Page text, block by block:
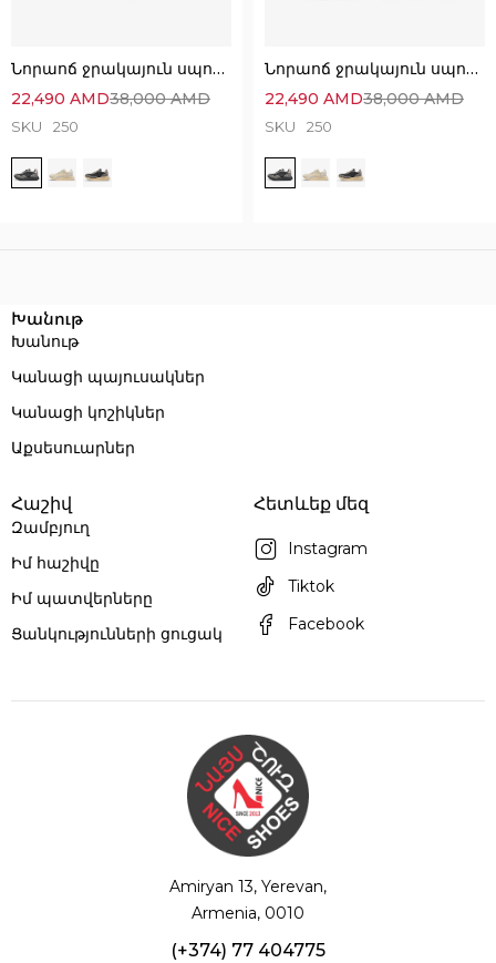
Նորաոճ ջրակայուն սպորտային կոշիկներ՝
38,000AMD
22,490 AMD
SKU 250
Նորաոճ ջրակայուն սպորտային կոշիկներ՝
38,000AMD
22,490 AMD
SKU 250
Խանութ
Խանութ
Կանացի պայուսակներ
Կանացի կոշիկներ
Աքսեսուարներ
Հաշիվ
Զամբյուղ
Իմ հաշիվը
Իմ պատվերները
Ցանկությունների ցուցակ
Հետևեք մեզ
Instagram
Tiktok
Facebook
Amiryan 13, Yerevan,
Armenia, 0010
(+374) 77 404775